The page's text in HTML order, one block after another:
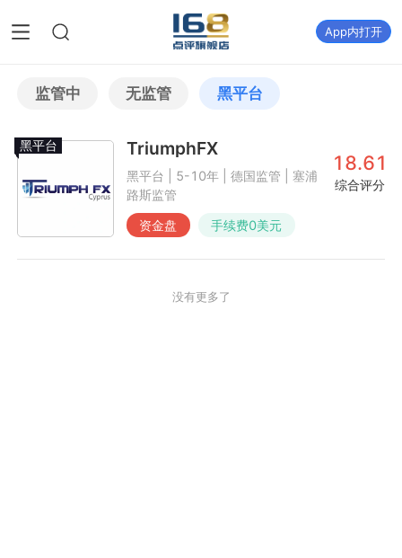
App内打开
监管中 无监管 黑平台
黑平台 TriumphFX
黑平台 | 5-10年 | 德国监管 | 塞浦
路斯监管
18.61
综合评分
资金盘 手续费0美元
没有更多了